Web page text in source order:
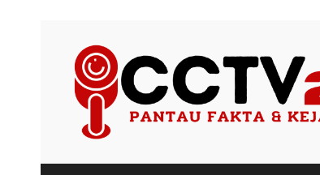
content